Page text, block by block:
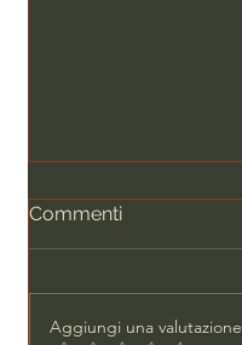
Commenti
Aggiungi una valutazione